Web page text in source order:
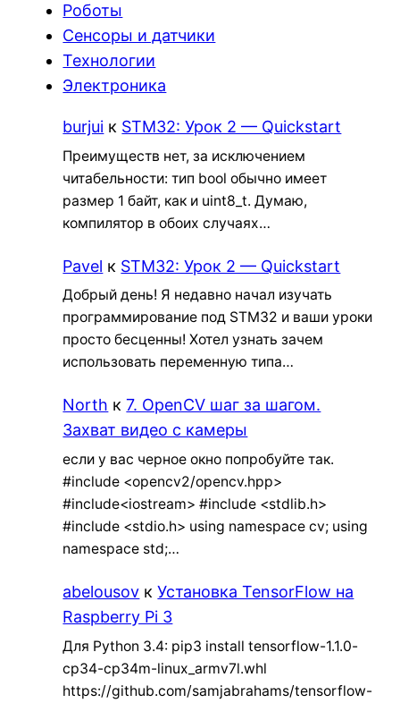
Роботы
Сенсоры и датчики
Технологии
Электроника
burjui к STM32: Урок 2 — Quickstart
Преимуществ нет, за исключением
читабельности: тип bool обычно имеет
размер 1 байт, как и uint8_t. Думаю,
компилятор в обоих случаях…
Pavel к STM32: Урок 2 — Quickstart
Добрый день! Я недавно начал изучать
программирование под STM32 и ваши уроки
просто бесценны! Хотел узнать зачем
использовать переменную типа…
North к7. OpenCV шаг за шагом.
Захват видео с камеры
если у вас черное окно попробуйте так.
#include <opencv2/opencv.hpp>
#include<iostream> #include <stdlib.h>
#include <stdio.h> using namespace cv; using
namespace std;…
abelousov кУстановка TensorFlow на
Raspberry Pi 3
Для Python 3.4: pip3 install tensorflow-1.1.0-
cp34-cp34m-linux_armv7l.whl
https://github.com/samjabrahams/tensorflow-